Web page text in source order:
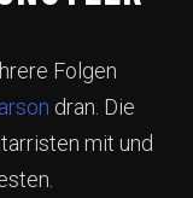
Folgen
dran. Die
mit und